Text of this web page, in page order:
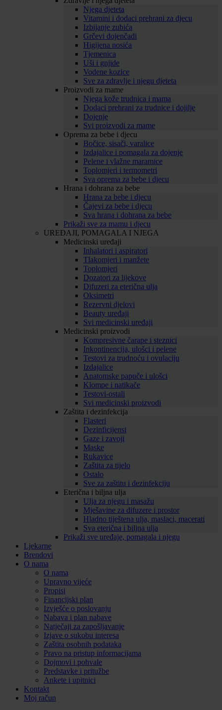
Njega djeteta
Vitamini i dodaci prehrani za djecu
Izbijanje zubića
Grčevi dojenčadi
Higijena nosića
Tjemenica
Uši i gnjide
Vodene kozice
Sve za zdravlje i njegu djeteta
Proizvodi za mame
Njega kože trudnica i mama
Dodaci prehrani za trudnice i dojilje
Dojenje
Svi proizvodi za mame
Oprema za bebe i djecu
Bočice, sisači, varalice
Izdajalice i pomagala za dojenje
Pelene i vlažne maramice
Toplomjeri i termometri
Sva oprema za bebe i djecu
Hrana i dohrana za bebe
Hrana za bebe i djecu
Čajevi za bebe i djecu
Sva hrana i dohrana za bebe
Prikaži sve za mamu i djecu
UREĐAJI, POMAGALA I NJEGA
Medicinski uređaji
Inhalatori i aspiratori
Tlakomjeri i manžete
Toplomjeri
Dozatori za lijekove
Difuzeri za eterična ulja
Oksimetri
Rezervni djelovi
Beauty uređaji
Svi medicinski uređaji
Medicinski proizvodi
Kompresivne čarape i steznici
Inkontinencija, ulošci i pelene
Testovi za trudnoću i ovulaciju
Izdajalice
Anatomske papuče i ulošci
Klompe i natikače
Testovi-ostali
Svi medicinski proizvodi
Zaštita i dezinfekcija
Flasteri
Dezinficijensi
Gaze i zavoji
Maske
Rukavice
Zaštita za tijelo
Ostalo
Sve za zaštitu i dezinfekciju
Eterična i biljna ulja
Ulja za njegu i masažu
Mješavine za difuzere i prostor
Hladno tiještena ulja, maslaci, macerati
Sva eterična i biljna ulja
Prikaži sve uređaje, pomagala i njegu
Ljekarne
Brendovi
O nama
O nama
Upravno vijeće
Propisi
Financijski plan
Izvješće o poslovanju
Nabava i plan nabave
Natječaji za zapošljavanje
Izjave o sukobu interesa
Zaštita osobnih podataka
Pravo na pristup informacijama
Dojmovi i pohvale
Predstavke i pritužbe
Ankete i upitnici
Kontakt
Moj račun